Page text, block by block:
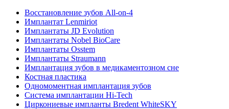
Восстановление зубов All‑on‑4
Имплантат Lenmiriot
Имплантаты JD Evolution
Имплантаты Nobel BioСare
Имплантаты Osstem
Имплантаты Straumann
Имплантация зубов в медикаментозном сне
Костная пластика
Одномоментная имплантация зубов
Система имплантации Hi-Tech
Циркониевые импланты Bredent WhiteSKY